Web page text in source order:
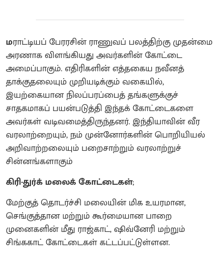
மராட்டியப் பேரரசின் ராணுவப் பலத்திற்கு முதன்மை
அரணாக விளங்கியது அவர்களின் கோட்டை
அமைப்பாகும். எதிரிகளின் எத்தகைய நவீனத்
தாக்குதலையும் முறியடிக்கும் வகையில்,
இயற்கையான நிலப்பரப்பைத் தங்களுக்குச்
சாதகமாகப் பயன்படுத்தி இந்தக் கோட்டைகளை
அவர்கள் வடிவமைத்திருந்தனர். இந்தியாவின் வீர
வரலாற்றையும், நம் முன்னோர்களின் பொறியியல்
அறிவாற்றலையும் பறைசாற்றும் வரலாற்றுச்
சின்னங்களாகும்
கிரி-துர்க் மலைக் கோட்டைகள்;
மேற்குத் தொடர்ச்சி மலையின் மிக உயரமான,
செங்குத்தான மற்றும் கூர்மையான பாறை
முனைகளின் மீது ராஜ்காட், ஷிவ்னேரி மற்றும்
சிங்ககாட் கோட்டைகள் கட்டப்பட்டுள்ளன.